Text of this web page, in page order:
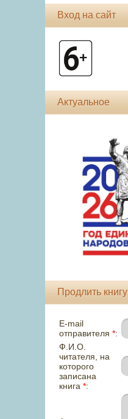
Вход на сайт
Актуальное
Продлить книгу
E-mail
отправителя *:
Ф.И.О.
читателя, на
которого
записана
книга *: